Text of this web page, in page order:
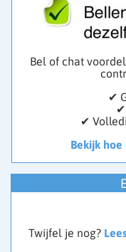
Bel of chat
✔
✔
✔
Bekijk
Twijfel je nog?